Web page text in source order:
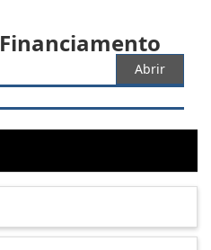
Financiamento
Abrir